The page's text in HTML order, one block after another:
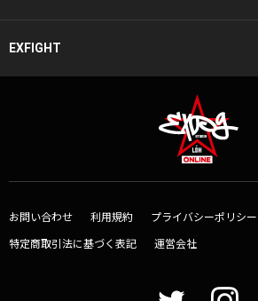
EXFIGHT
お問い合わせ 利用規約 プライバシーポリシー
特定商取引法に基づく表記 運営会社